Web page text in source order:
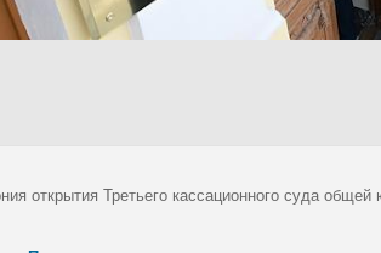
открытия Третьего кассационного суда